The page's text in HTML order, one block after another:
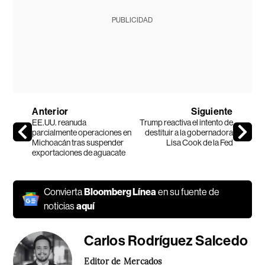
PUBLICIDAD
Anterior
EE.UU. reanuda
parcialmente operaciones en
Michoacán tras suspender
exportaciones de aguacate
Siguiente
Trump reactiva el intento de
destituir a la gobernadora
Lisa Cook de la Fed
ConviertaBloomberg Línea en su fuente de
noticiasaquí
Carlos Rodríguez Salcedo
Editor de Mercados